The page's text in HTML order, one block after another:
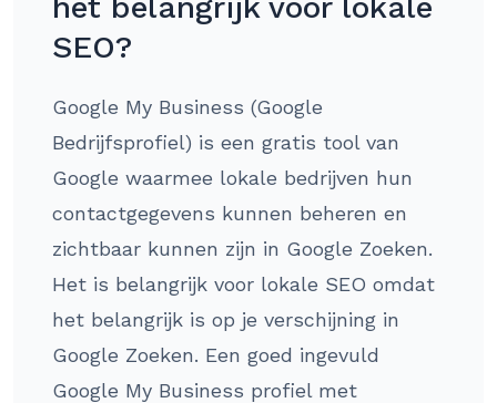
SEO?
Google My Business (Google
Bedrijfsprofiel) is een gratis tool van
Google waarmee lokale bedrijven hun
contactgegevens kunnen beheren en
zichtbaar kunnen zijn in Google Zoeken.
Het is belangrijk voor lokale SEO omdat
het belangrijk is op je verschijning in
Google Zoeken. Een goed ingevuld
Google My Business profiel met